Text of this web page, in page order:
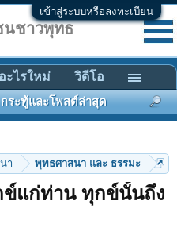
เข้าสู่ระบบหรือลงทะเบียน
า พุทธศาสนา และ ธรรมะ
แก่ท่าน ทุกข์นั้นถึง
ชาวพุทธ
กระทู้และโพสต์ล่าสุด
ะไรใหม่ วิดีโอ